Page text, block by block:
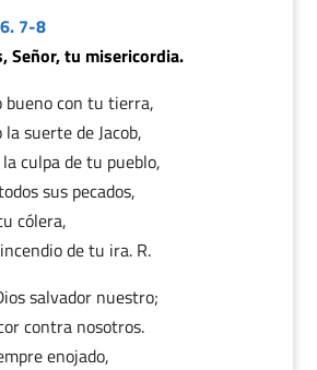
7-8
Señor, tu misericordia.
bueno con tu tierra,
suerte de Jacob,
culpa de tu pueblo,
sus pecados,
cólera,
de tu ira. R.
salvador nuestro;
contra nosotros.
enojado,